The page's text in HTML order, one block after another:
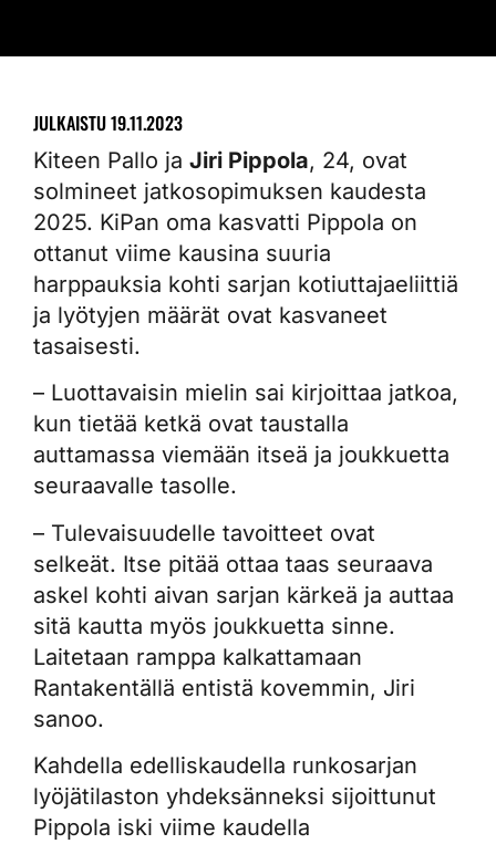
JULKAISTU19.11.2023
Kiteen Pallo ja Jiri Pippola, 24, ovat
solmineet jatkosopimuksen kaudesta
2025. KiPan oma kasvatti Pippola on
ottanut viime kausina suuria
harppauksia kohti sarjan kotiuttajaeliittiä
ja lyötyjen määrät ovat kasvaneet
tasaisesti.
– Luottavaisin mielin sai kirjoittaa jatkoa,
kun tietää ketkä ovat taustalla
auttamassa viemään itseä ja joukkuetta
seuraavalle tasolle.
– Tulevaisuudelle tavoitteet ovat
selkeät. Itse pitää ottaa taas seuraava
askel kohti aivan sarjan kärkeä ja auttaa
sitä kautta myös joukkuetta sinne.
Laitetaan ramppa kalkattamaan
Rantakentällä entistä kovemmin, Jiri
sanoo.
Kahdella edelliskaudella runkosarjan
lyöjätilaston yhdeksänneksi sijoittunut
Pippola iski viime kaudella